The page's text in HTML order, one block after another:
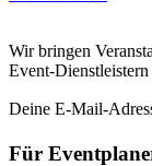
Wir bringen
Event-
Deine E-Mail-
Für